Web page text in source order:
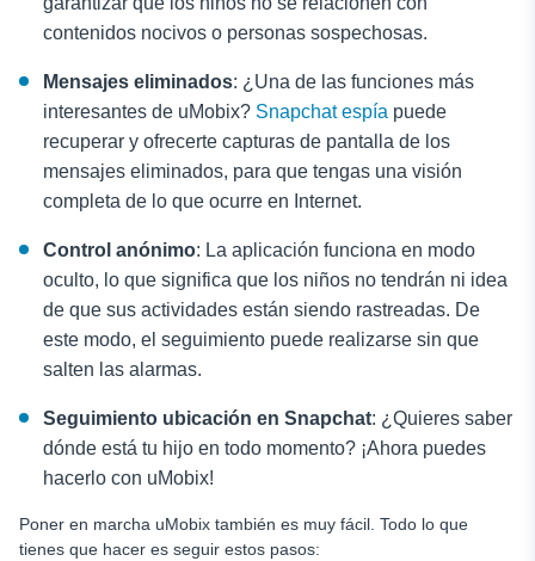
contenidos nocivos o personas sospechosas.
Mensajes eliminados: ¿Una de las funciones más
interesantes de uMobix? Snapchat espía puede
recuperar y ofrecerte capturas de pantalla de los
mensajes eliminados, para que tengas una visión
completa de lo que ocurre en Internet.
Control anónimo: La aplicación funciona en modo
oculto, lo que significa que los niños no tendrán ni idea
de que sus actividades están siendo rastreadas. De
este modo, el seguimiento puede realizarse sin que
salten las alarmas.
Seguimiento ubicación en Snapchat: ¿Quieres saber
dónde está tu hijo en todo momento? ¡Ahora puedes
hacerlo con uMobix!
Poner en marcha uMobix también es muy fácil. Todo lo que
tienes que hacer es seguir estos pasos: